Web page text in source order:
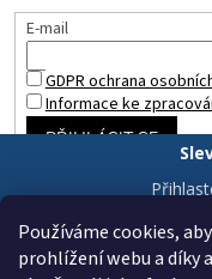
Používáme cookies,
prohlížení webu a díky
E-mail
GDPR ochrana
Informace ke
PŘIHLÁSIT SE